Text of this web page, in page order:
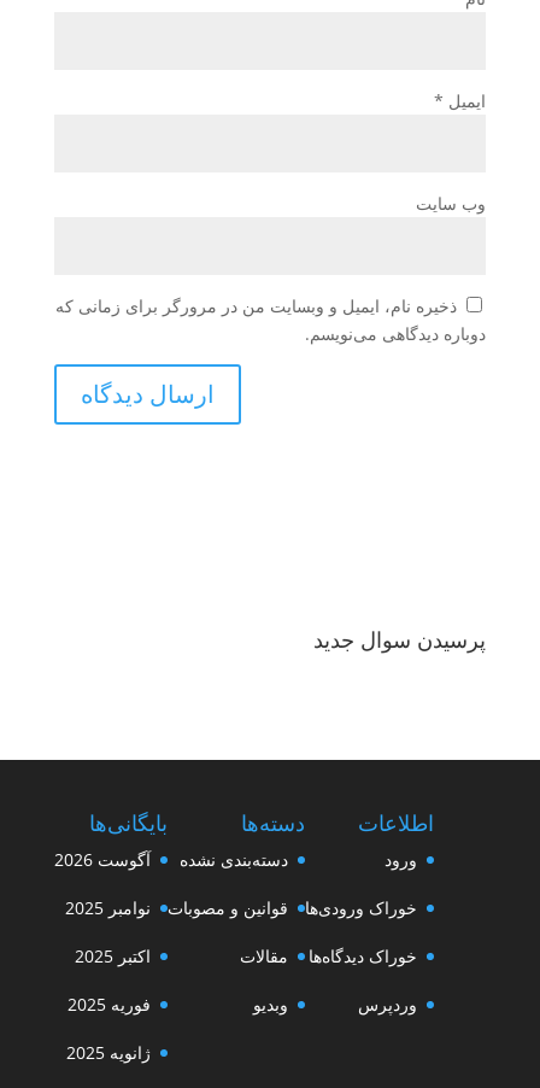
ایمیل *
وب‌ سایت
ذخیره نام، ایمیل و وبسایت من در مرورگر برای زمانی که
دوباره دیدگاهی می‌نویسم.
پرسیدن سوال جدید
بایگانی‌ها
آگوست 2026
نوامبر 2025
اکتبر 2025
فوریه 2025
ژانویه 2025
دسته‌ها
دسته‌بندی نشده
قوانین و مصوبات
مقالات
وبدیو
اطلاعات
ورود
خوراک ورودی‌ها
خوراک دیدگاه‌ها
وردپرس